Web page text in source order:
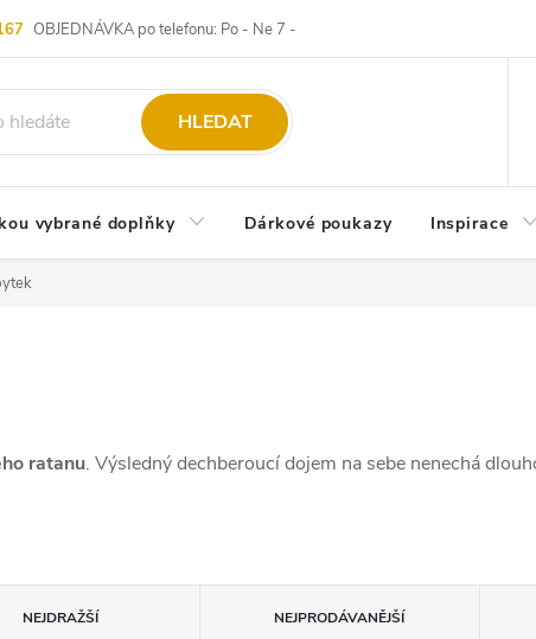
OBJEDNÁVKA po telefonu: Po - Ne 7 -
20 let u Starých Komisní prodej | Výkup zboží
HLEDAT
vybrané doplňky Dárkové poukazy Inspirace
ratanu. Výsledný dechberoucí dojem na sebe nenechá
NEJDRAŽŠÍ NEJPRODÁVANĚJŠÍ